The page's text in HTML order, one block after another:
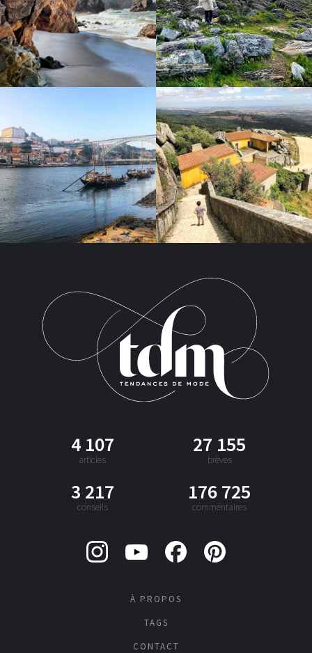
4 107
articles
27 155
brèves
3 217
conseils
176 725
commentaires
À PROPOS
TAGS
CONTACT